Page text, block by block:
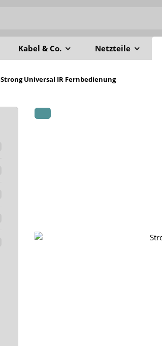
Kabel & Co. Netzteile
Strong Universal IR Fernbedienung